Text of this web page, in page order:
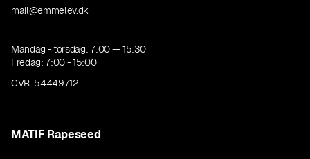
mail@emmelev.dk
Mandag - torsdag: 7:00 — 15:30
Fredag: 7:00 - 15:00
CVR: 54449712
MATIF Rapeseed